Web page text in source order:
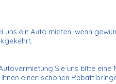
uns ein Auto mieten, wenn
Sie uns bitte eine
einen schönen Rabatt